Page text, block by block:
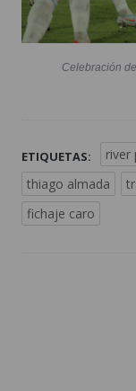
Celebración
ETIQUETAS: river
thiago almada
fichaje caro